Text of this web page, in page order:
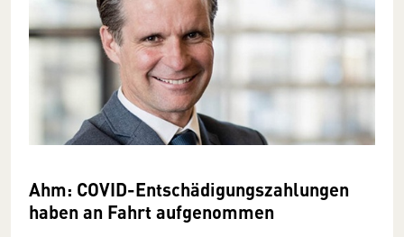
Ahm: COVID-Entschädigungszahlungen
haben an Fahrt aufgenommen